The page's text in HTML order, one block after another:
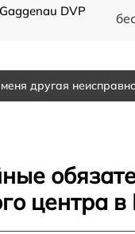
DVP
другая
центра